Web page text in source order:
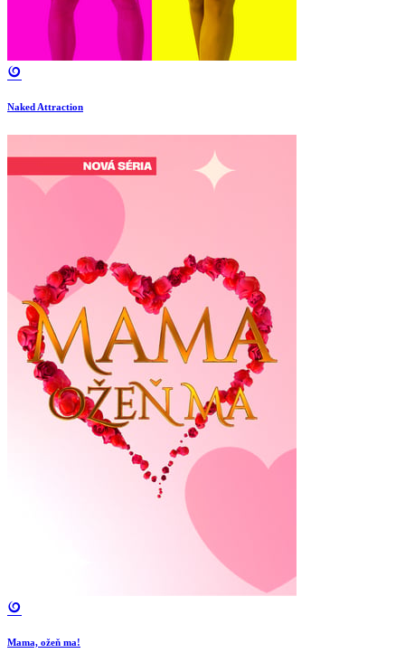
Naked Attraction
Mama, ožeň ma!